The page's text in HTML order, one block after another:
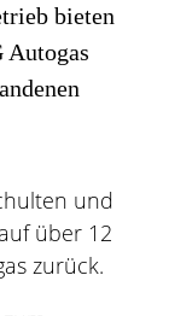
bieten
Autogas
und
über 12
zurück.